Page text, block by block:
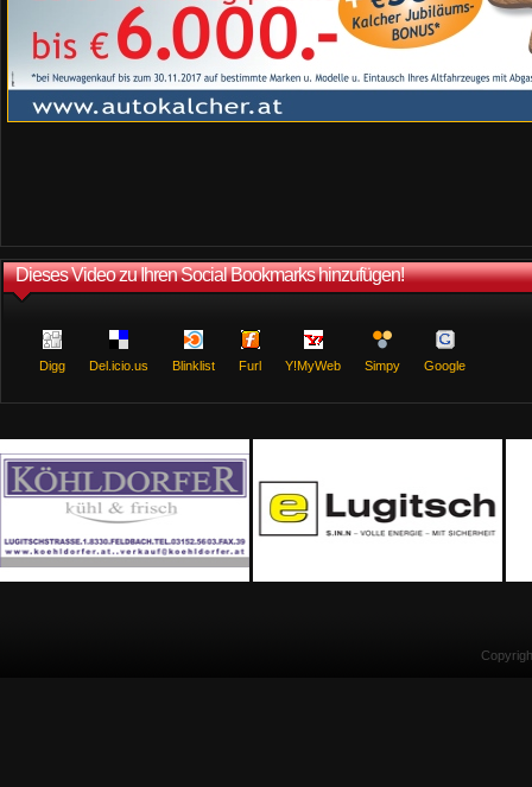
Dieses Video zu Ihren Social Bookmarks hinzufügen!
Digg Del.icio.us Blinklist Furl Y!MyWeb Simpy Google